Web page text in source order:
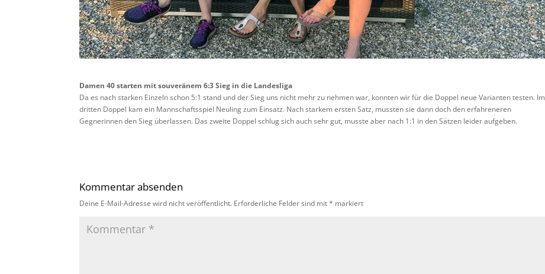
Damen 40 starten mit souveränem 6:3 Sieg in die Landesliga
Da es nach starken Einzeln schon 5:1 stand und der Sieg uns nicht mehr zu nehmen war, konnten wir für die Doppel neue Varianten testen. Im
dritten Doppel kam ein Mannschaftsspiel Neuling zum Einsatz. Nach starkem ersten Satz, mussten sie dann doch den erfahreneren
Gegnerinnen den Sieg überlassen. Das zweite Doppel schlug sich auch sehr gut, musste aber nach 1:1 in den Sätzen leider aufgeben.
Kommentar absenden
Deine E-Mail-Adresse wird nicht veröffentlicht. Erforderliche Felder sind mit* markiert